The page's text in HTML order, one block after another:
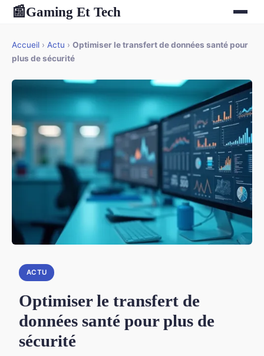
📰Gaming Et Tech
Accueil › Actu › Optimiser le transfert de données santé pour
plus de sécurité
ACTU
Optimiser le transfert de
données santé pour plus de
sécurité